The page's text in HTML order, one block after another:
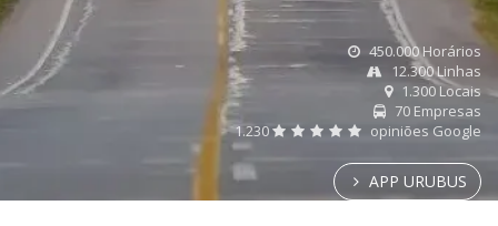
450.000 Horários
12.300 Linhas
1.300 Locais
70 Empresas
1.230
opiniões Google
APP URUBUS